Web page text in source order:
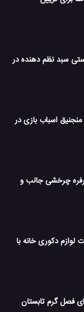
سبد نظم دهنده در
اسباب بازی در
چرخشی جالب و
لوازم دکوری خانه با